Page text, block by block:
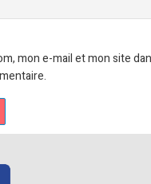
mon e-mail et mon site